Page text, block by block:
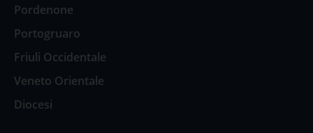
Pordenone
Portogruaro
Friuli Occidentale
Veneto Orientale
Diocesi